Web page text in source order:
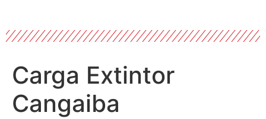
Carga Extintor
Cangaiba